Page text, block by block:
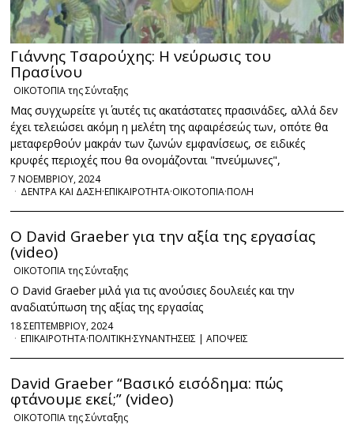
Γιάννης Τσαρούχης: Η νεύρωσις του
Πρασίνου
ΟΙΚΟΤΟΠΙΑ της Σύνταξης
Μας συγχωρείτε γι΄ αυτές τις ακατάστατες πρασινάδες, αλλά δεν
έχει τελειώσει ακόμη η μελέτη της αφαιρέσεώς των, οπότε θα
μεταφερθούν μακράν των ζωνών εμφανίσεως, σε ειδικές
κρυφές περιοχές που θα ονομάζονται "πνεύμωνες",
7 ΝΟΕΜΒΡΙΟΥ, 2024
ΔΕΝΤΡΑ ΚΑΙ ΔΑΣΗ·ΕΠΙΚΑΙΡΟΤΗΤΑ·ΟΙΚΟΤΟΠΙΑ·ΠΟΛΗ
Ο David Graeber για την αξία της εργασίας
(video)
ΟΙΚΟΤΟΠΙΑ της Σύνταξης
Ο David Graeber μιλά για τις ανούσιες δουλειές και την
αναδιατύπωση της αξίας της εργασίας
18 ΣΕΠΤΕΜΒΡΙΟΥ, 2024
ΕΠΙΚΑΙΡΟΤΗΤΑ·ΠΟΛΙΤΙΚΗ·ΣΥΝΑΝΤΗΣΕΙΣ | ΑΠΟΨΕΙΣ
David Graeber “Βασικό εισόδημα: πώς
φτάνουμε εκεί;” (video)
ΟΙΚΟΤΟΠΙΑ της Σύνταξης